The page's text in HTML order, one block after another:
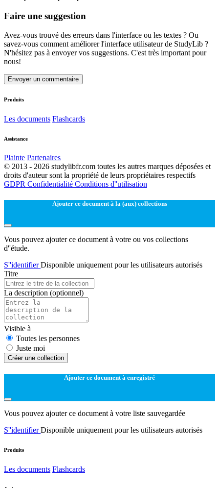
Faire une suggestion
Avez-vous trouvé des erreurs dans l'interface ou les textes ? Ou
savez-vous comment améliorer l'interface utilisateur de StudyLib ?
N'hésitez pas à envoyer vos suggestions. C'est très important pour
nous!
Envoyer un commentaire
Produits
Les documents Flashcards
Assistance
Plainte Partenaires
© 2013 - 2026 studylibfr.com toutes les autres marques déposées et
droits d'auteur sont la propriété de leurs propriétaires respectifs
GDPR Confidentialité Conditions d''utilisation
Ajouter ce document à la (aux) collections
Vous pouvez ajouter ce document à votre ou vos collections
d''étude.
S''identifierDisponible uniquement pour les utilisateurs autorisés
Titre
La description (optionnel)
Visible à
Toutes les personnes
Juste moi
Créer une collection
Ajouter ce document à enregistré
Vous pouvez ajouter ce document à votre liste sauvegardée
S''identifierDisponible uniquement pour les utilisateurs autorisés
Produits
Les documents Flashcards